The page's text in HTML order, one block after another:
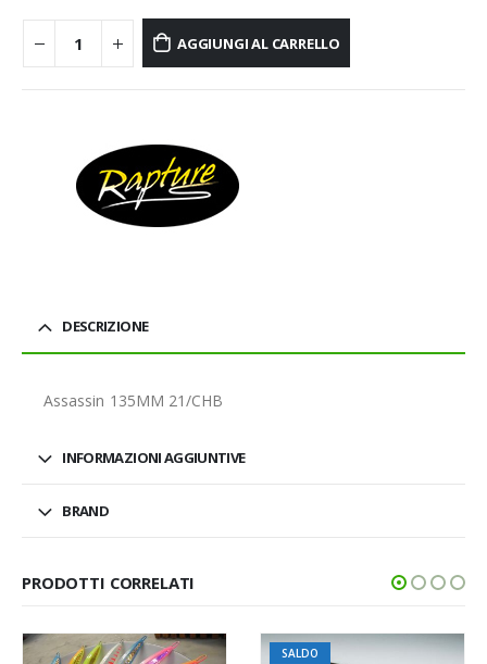
AGGIUNGI AL CARRELLO
DESCRIZIONE
Assassin 135MM 21/CHB
INFORMAZIONI AGGIUNTIVE
BRAND
PRODOTTI CORRELATI
SALDO